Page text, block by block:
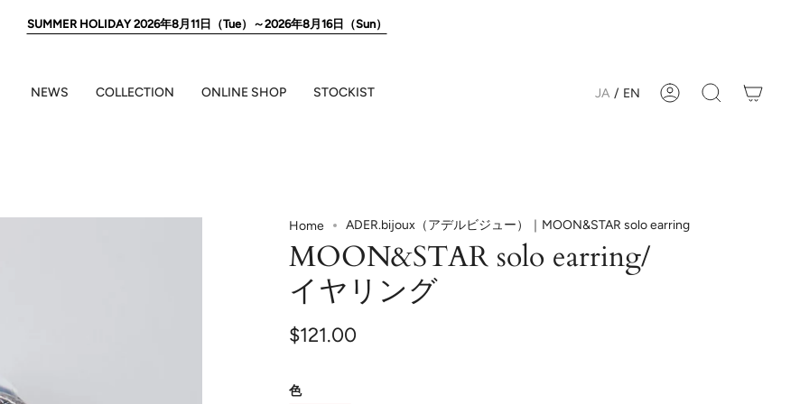
SUMMER HOLIDAY 2026年8月11日（Tue）～2026年8月16日（Sun）
NEWS COLLECTION ONLINE SHOP STOCKIST JA / EN AccountSearch
Home ADER.bijoux（アデルビジュー）｜MOON&STAR solo earring
MOON&STAR solo earring/
イヤリング
$121.00
色